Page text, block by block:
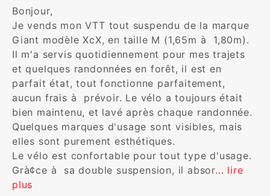
Bonjour,
Je vends mon VTT tout suspendu de la marque
Giant modèle XcX, en taille M (1,65m à  1,80m).
Il m'a servis quotidiennement pour mes trajets
et quelques randonnées en forêt, il est en
parfait état, tout fonctionne parfaitement,
aucun frais à  prévoir. Le vélo a toujours était
bien maintenu, et lavé après chaque randonnée.
Quelques marques d'usage sont visibles, mais
elles sont purement esthétiques.
Le vélo est confortable pour tout type d'usage.
Grà¢ce à  sa double suspension, il absor... lire
plus